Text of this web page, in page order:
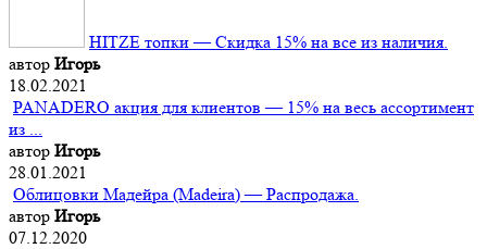
HITZE топки — Скидка 15% на все из наличия.
автор Игорь
18.02.2021
PANADERO акция для клиентов — 15% на весь ассортимент
из ...
автор Игорь
28.01.2021
Облицовки Мадейра (Мadeira) — Распродажа.
автор Игорь
07.12.2020